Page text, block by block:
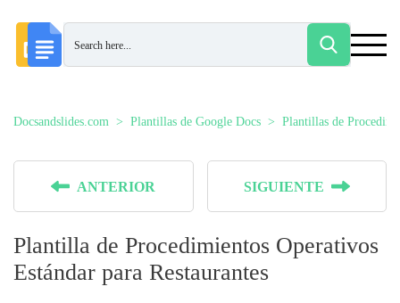
Docsandslides.com Plantillas de Google Docs Plantillas de
ANTERIOR SIGUIENTE
Plantilla de Procedimientos Operativos
Estándar para Restaurantes